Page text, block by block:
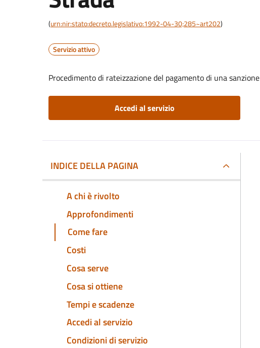
(urn:nir:stato:decreto.legislativo:1992-04-30;285~art202)
Servizio attivo
Procedimento di rateizzazione del pagamento di una
Accedi al servizio
INDICE DELLA PAGINA
A chi è rivolto
Approfondimenti
Come fare
Costi
Cosa serve
Cosa si ottiene
Tempi e scadenze
Accedi al servizio
Condizioni di servizio